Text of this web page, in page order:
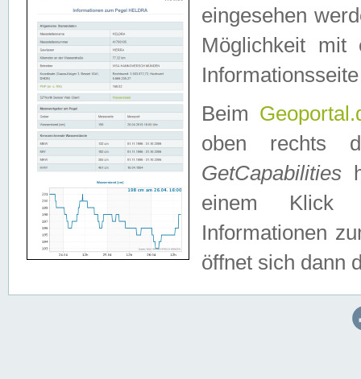
eingesehen
Möglichkeit mit
Beim
oben rechts
GetCapabilities
einem Klick
Informationen
öffnet sich dann